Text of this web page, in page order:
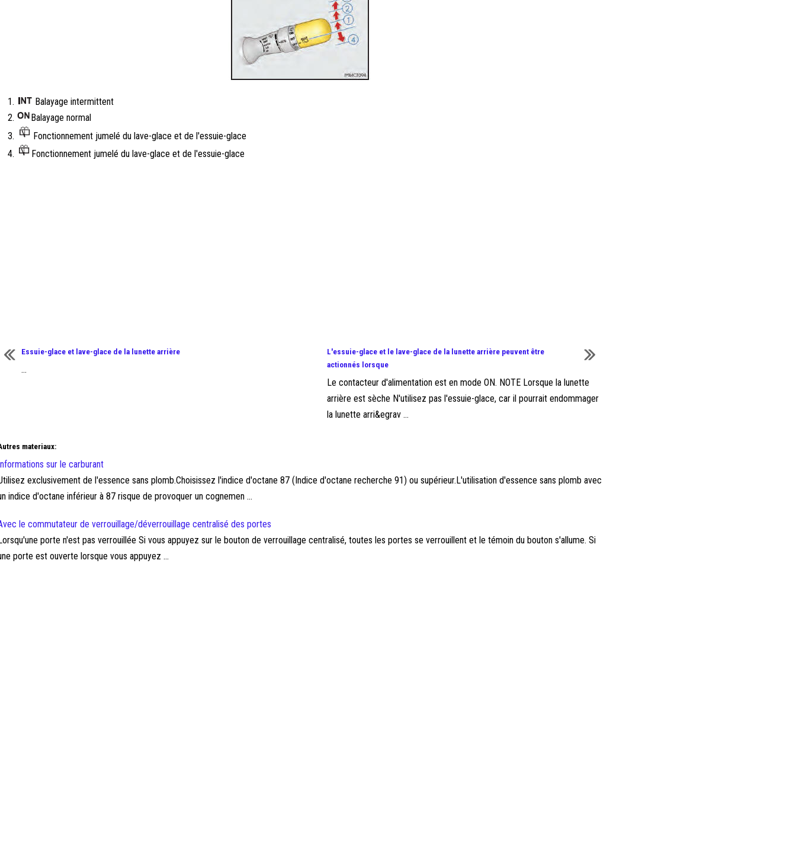
Balayage intermittent
Balayage normal
Fonctionnement jumelé du lave-glace et de l'essuie-glace
Fonctionnement jumelé du lave-glace et de l'essuie-glace
Essuie-glace et lave-glace de la lunette arrière
...
L'essuie-glace et le lave-glace de la lunette arrière peuvent être
actionnés lorsque
Le contacteur d'alimentation est en mode ON. NOTE Lorsque la lunette
arrière est sèche N'utilisez pas l'essuie-glace, car il pourrait endommager
la lunette arri&egrav ...
materiaux:
sur le carburant
exclusivement de l'essence sans plomb.Choisissez l'indice d'octane 87 (Indice d'octane recherche 91) ou supérieur.L'utilisation d'essence sans plomb avec
indice d'octane inférieur à 87 risque de provoquer un cognemen ...
le commutateur de verrouillage/déverrouillage centralisé des portes
porte n'est pas verrouillée Si vous appuyez sur le bouton de verrouillage centralisé, toutes les portes se verrouillent et le témoin du bouton s'allume. Si
porte est ouverte lorsque vous appuyez ...